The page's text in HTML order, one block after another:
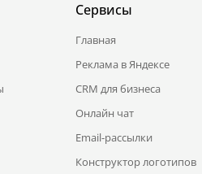
Сервисы
Главная
Реклама в Яндексе
CRM для бизнеса
Онлайн чат
Email-рассылки
Конструктор логотипов